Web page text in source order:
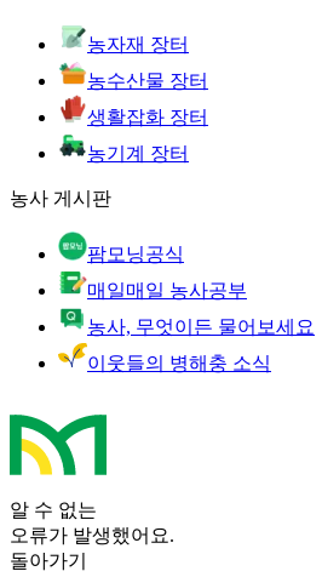
농자재 장터
농수산물 장터
생활잡화 장터
농기계 장터
농사 게시판
팜모닝공식
매일매일 농사공부
농사, 무엇이든 물어보세요
이웃들의 병해충 소식
알 수 없는
오류가 발생했어요.
돌아가기